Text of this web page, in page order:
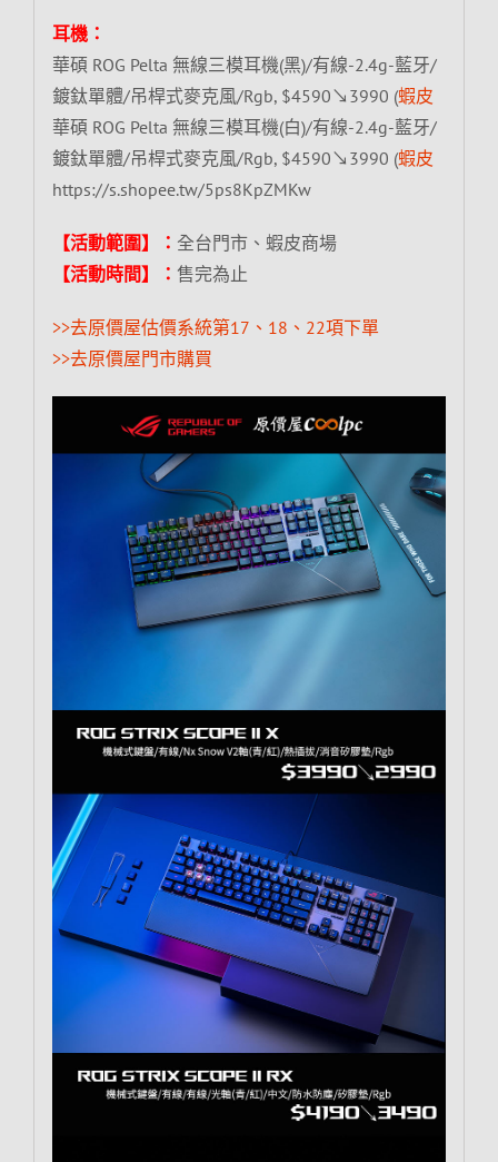
耳機：
華碩 ROG Pelta 無線三模耳機(黑)/有線-2.4g-藍牙/
鍍鈦單體/吊桿式麥克風/Rgb, $4590↘3990 (蝦皮
華碩 ROG Pelta 無線三模耳機(白)/有線-2.4g-藍牙/
鍍鈦單體/吊桿式麥克風/Rgb, $4590↘3990 (蝦皮
https://s.shopee.tw/5ps8KpZMKw
【活動範圍】： 全台門市、蝦皮商場
【活動時間】： 售完為止
>>去原價屋估價系統第17、18、22項下單
>>去原價屋門市購買